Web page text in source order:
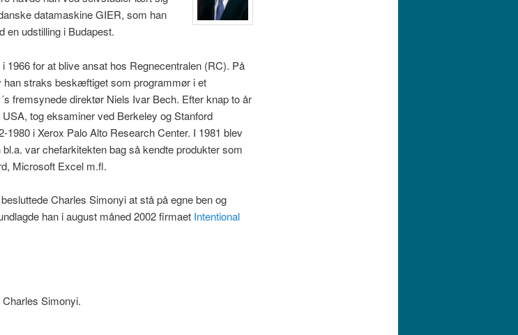
datamaskine GIER, som han
en udstilling i Budapest.
1966 for at blive ansat hos Regnecentralen (RC). På
han straks beskæftiget som programmør i et
fremsynede direktør Niels Ivar Bech. Efter knap to år
tog eksaminer ved Berkeley og Stanford
1980 i Xerox Palo Alto Research Center. I 1981 blev
var chefarkitekten bag så kendte produkter som
Microsoft Excel m.fl.
Charles Simonyi at stå på egne ben og
han i august måned 2002 firmaet Intentional
Simonyi.